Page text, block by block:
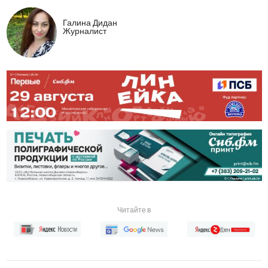
Галина Дидан
Журналист
Читайте в